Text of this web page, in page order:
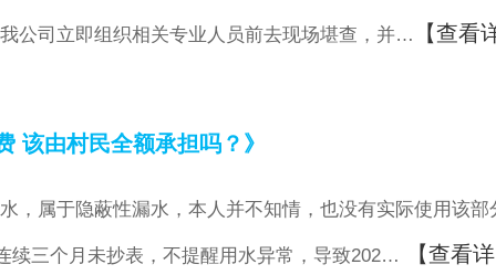
公司立即组织相关专业人员前去现场堪查，并…
【查看
该由村民全额承担吗？》
，属于隐蔽性漏水，本人并不知情，也没有实际使用该部
续三个月未抄表，不提醒用水异常，导致202…
【查看详